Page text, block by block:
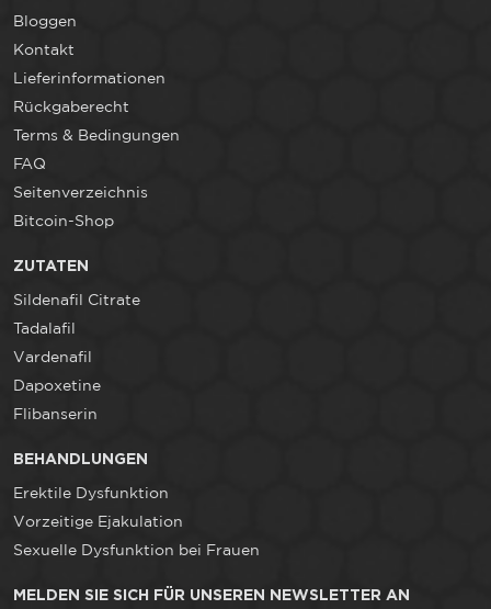
Bloggen
Kontakt
Lieferinformationen
Rückgaberecht
Terms & Bedingungen
FAQ
Seitenverzeichnis
Bitcoin-Shop
ZUTATEN
Sildenafil Citrate
Tadalafil
Vardenafil
Dapoxetine
Flibanserin
BEHANDLUNGEN
Erektile Dysfunktion
Vorzeitige Ejakulation
Sexuelle Dysfunktion bei Frauen
MELDEN SIE SICH FÜR UNSEREN NEWSLETTER AN